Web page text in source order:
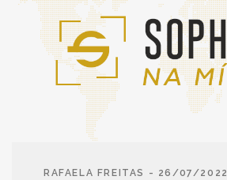
RAFAELA FREITAS - 26/07/2022